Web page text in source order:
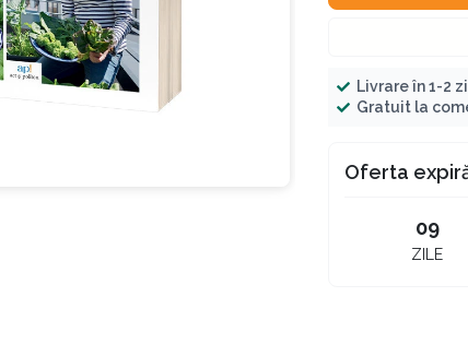
Livrare în 1-2
Gratuit la
Oferta
09
ZILE